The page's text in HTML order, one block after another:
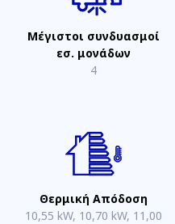
Μέγιστοι συνδυασμοί
εσ. μονάδων
4
Θερμική Απόδοση
10,55 kW, 10,70 kW, 11,00